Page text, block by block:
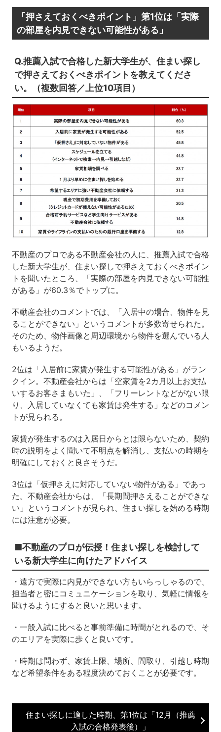
「押さえておくべきポイント」第1位は「実際
の部屋を内見できない可能性がある」
Q.推薦入試で合格した新大学生が、住まい探し
で押さえておくべきポイントを教えてくださ
い。（複数回答／上位10項目）
不動産のプロである不動産会社の人に、推薦入試で合格
した新大学生が、住まい探しで押さえておくべきポイン
トを聞いたところ、「実際の部屋を内見できない可能性
がある」が60.3％でトップに。
不動産会社のコメントでは、「入居中の場合、物件を見
ることができない」というコメントが多数寄せられた。
そのため、物件画像と周辺環境から物件を選んでいる人
もいるようだ。
2位は「入居前に家賃が発生する可能性がある」がラン
クイン。不動産会社からは「空家賃を2カ月以上お支払
いするお客さまもいた」、「フリーレントなどがない限
り、入居していなくても家賃は発生する」などのコメン
トが見られる。
家賃が発生するのは入居日からとは限らないため、契約
時の説明をよく聞いて不明点を解消し、支払いの時期を
明確にしておくと良さそうだ。
3位は「仮押さえに対応していない物件がある」であっ
た。不動産会社からは、「長期間押さえることができな
い」というコメントが見られ、住まい探しを始める時期
には注意が必要。
■不動産のプロが伝授！住まい探しを検討して
いる新大学生に向けたアドバイス
・遠方で実際に内見ができない方もいらっしゃるので、
担当者と密にコミュニケーションを取り、気軽に情報を
聞けるようにすると良いと思います。
・一般入試に比べると事前準備に時間がとれるので、そ
のエリアを実際に歩くと良いです。
・時期は問わず、家賃上限、場所、間取り、引越し時期
など希望条件をある程度決めておくことが必要です。
住まい探しに適した時期、第1位は「12月（推薦
入試の合格発表後）」